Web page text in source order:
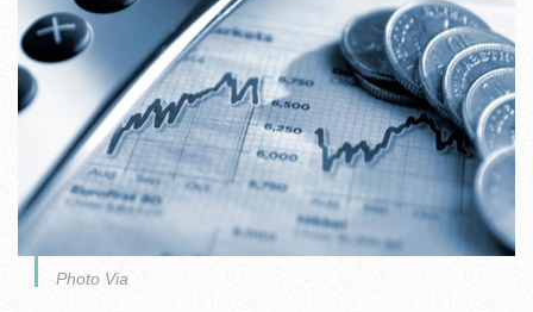
Photo Via